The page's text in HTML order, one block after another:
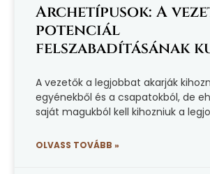
Archetípusok: A
potenciál
felszabadításának
A vezetők a legjobbat akarják
egyénekből és a csapatokból, de
saját magukból kell kihozniuk a
OLVASS TOVÁBB »